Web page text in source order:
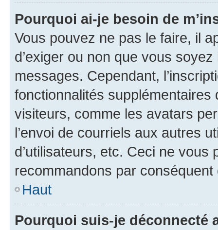
Pourquoi ai-je besoin de
Vous pouvez ne pas le faire, il
d’exiger ou non que vous
messages. Cependant,
fonctionnalités
visiteurs, comme les avatars
l’envoi de courriels aux autres
d’utilisateurs, etc. Ceci ne vous
recommandons par conséquent
Haut
Pourquoi suis-je déconnecté